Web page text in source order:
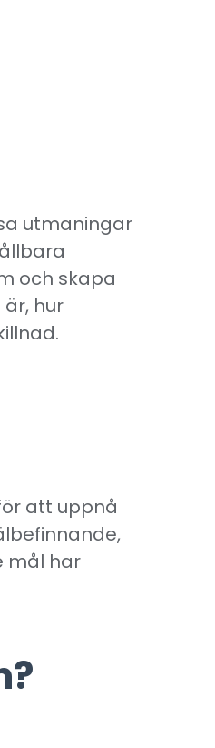
utmaningar
och skapa
hur
att uppnå
mål har